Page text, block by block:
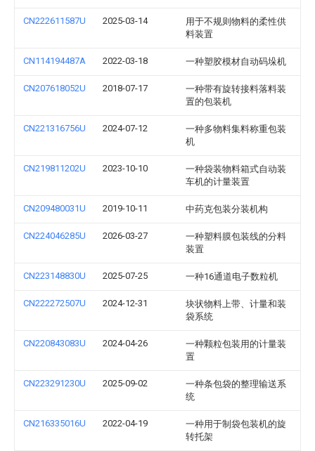
CN222611587U 2025-03-14
用于不规则物料的柔性供
料装置
CN114194487A 2022-03-18 一种塑胶模材自动码垛机
CN207618052U 2018-07-17
一种带有旋转接料落料装
置的包装机
CN221316756U 2024-07-12
一种多物料集料称重包装
机
CN219811202U 2023-10-10
一种袋装物料箱式自动装
车机的计量装置
CN209480031U 2019-10-11 中药克包装分装机构
CN224046285U 2026-03-27
一种塑料膜包装线的分料
装置
CN223148830U 2025-07-25 一种16通道电子数粒机
CN222272507U 2024-12-31
块状物料上带、计量和装
袋系统
CN220843083U 2024-04-26
一种颗粒包装用的计量装
置
CN223291230U 2025-09-02
一种条包袋的整理输送系
统
CN216335016U 2022-04-19
一种用于制袋包装机的旋
转托架